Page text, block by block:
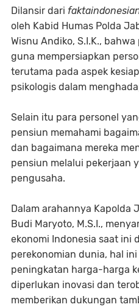
Dilansir dari
oleh Kabid Humas Polda
Wisnu Andiko, S.I.K.,
guna mempersiapkan
terutama pada aspek
psikologis dalam
Selain itu para personel
pensiun memahami
dan bagaimana mereka
pensiun melalui pekerjaan
pengusaha.
Dalam arahannya Kapolda
Budi Maryoto, M.S.I.,
ekonomi Indonesia saat ini
perekonomian dunia, hal
peningkatan harga-harga
diperlukan inovasi dan
memberikan dukungan